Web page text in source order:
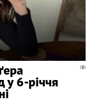
у 6-річчя